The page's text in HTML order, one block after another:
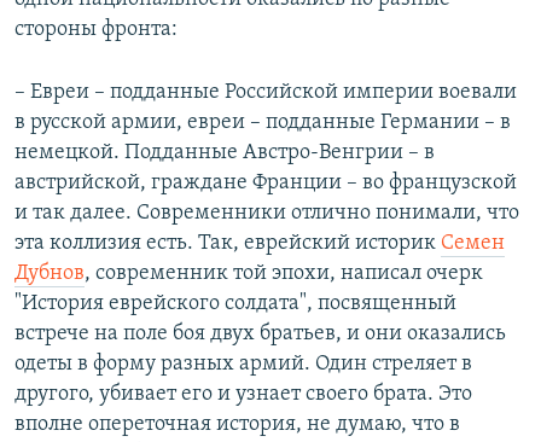
стороны фронта:
– Евреи – подданные Российской империи воевали
в русской армии, евреи – подданные Германии – в
немецкой. Подданные Австро-Венгрии – в
австрийской, граждане Франции – во французской
и так далее. Современники отлично понимали, что
эта коллизия есть. Так, еврейский историк Семен
Дубнов, современник той эпохи, написал очерк
"История еврейского солдата", посвященный
встрече на поле боя двух братьев, и они оказались
одеты в форму разных армий. Один стреляет в
другого, убивает его и узнает своего брата. Это
вполне опереточная история, не думаю, что в